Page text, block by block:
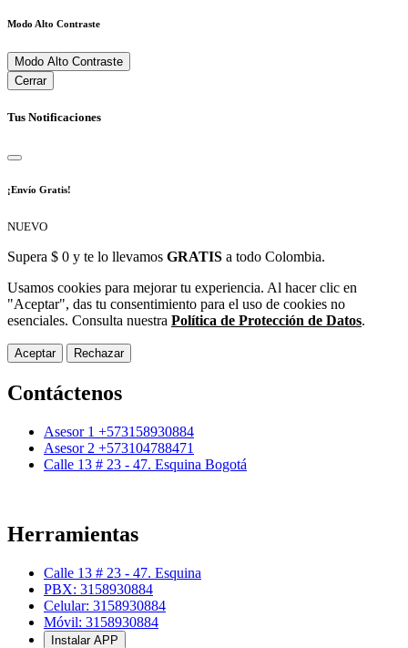
Modo Alto Contraste
Modo Alto Contraste
Cerrar
Tus Notificaciones
¡Envío Gratis!
NUEVO
Supera $ 0 y te lo llevamos GRATIS a todo Colombia.
Usamos cookies para mejorar tu experiencia. Al hacer clic en
"Aceptar", das tu consentimiento para el uso de cookies no
esenciales. Consulta nuestra Política de Protección de Datos.
Aceptar Rechazar
Contáctenos
Asesor 1 +573158930884
Asesor 2 +573104788471
Calle 13 # 23 - 47. Esquina Bogotá
Herramientas
Calle 13 # 23 - 47. Esquina
PBX: 3158930884
Celular: 3158930884
Móvil: 3158930884
Instalar APP